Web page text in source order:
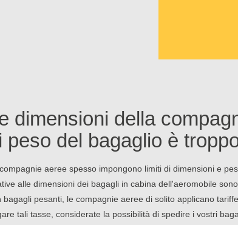
dimensioni della
peso del bagaglio è
aeree spesso impongono limiti di dimensioni e
alle dimensioni dei bagagli in cabina dell'aeromobile
bagagli pesanti, le compagnie aeree di solito applicano
tali tasse, considerate la possibilità di spedire i vostri